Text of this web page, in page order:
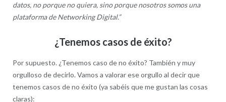
datos, no porque no quiera, sino porque nosotros somos una
plataforma de Networking Digital.”
¿Tenemos casos de éxito?
Por supuesto. ¿Tenemos caso de no éxito? También y muy
orgulloso de decirlo. Vamos a valorar ese orgullo al decir que
tenemos casos de no éxito (ya sabéis que me gustan las cosas
claras):